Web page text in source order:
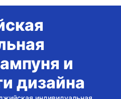
и
дизайна